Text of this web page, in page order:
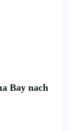
Bay nach